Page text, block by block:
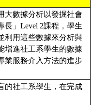
大數據分析以發掘社會
長」Level 2課程，學生
利用這些數據來分析與
增進社工系學生的數據
業服務介入方法的進步
的社工系學生，在完成